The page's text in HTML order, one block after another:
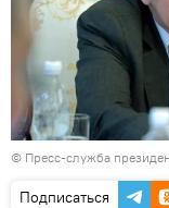
© Пресс-служба
Подписаться